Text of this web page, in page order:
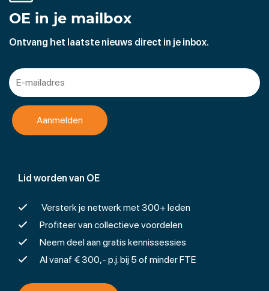
Lid worden van OE
Versterk je netwerk met 300+ leden
Profiteer van collectieve voordelen
Neem deel aan gratis kennissessies
Al vanaf € 300,- p.j. bij 5 of minder FTE
OE in je mailbox
Ontvang het laatste nieuws direct in je inbox.